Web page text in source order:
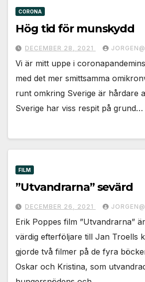
CORONA
Hög tid för munskydd
DECEMBER 28, 2021
Vi är mitt uppe i
med det mer smittsamma
runt omkring Sverige är hårdare
Sverige har viss respit på grund…
FILM
”Utvandrarna” sevärd
DECEMBER 26, 2021
Erik Poppes film ”Utvandrarna”
värdig efterföljare till Jan Troells
gjorde två filmer på de fyra
Oskar och Kristina, som